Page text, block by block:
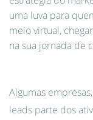
uma luva para
meio virtual,
na sua jornada de
Algumas
leads parte dos